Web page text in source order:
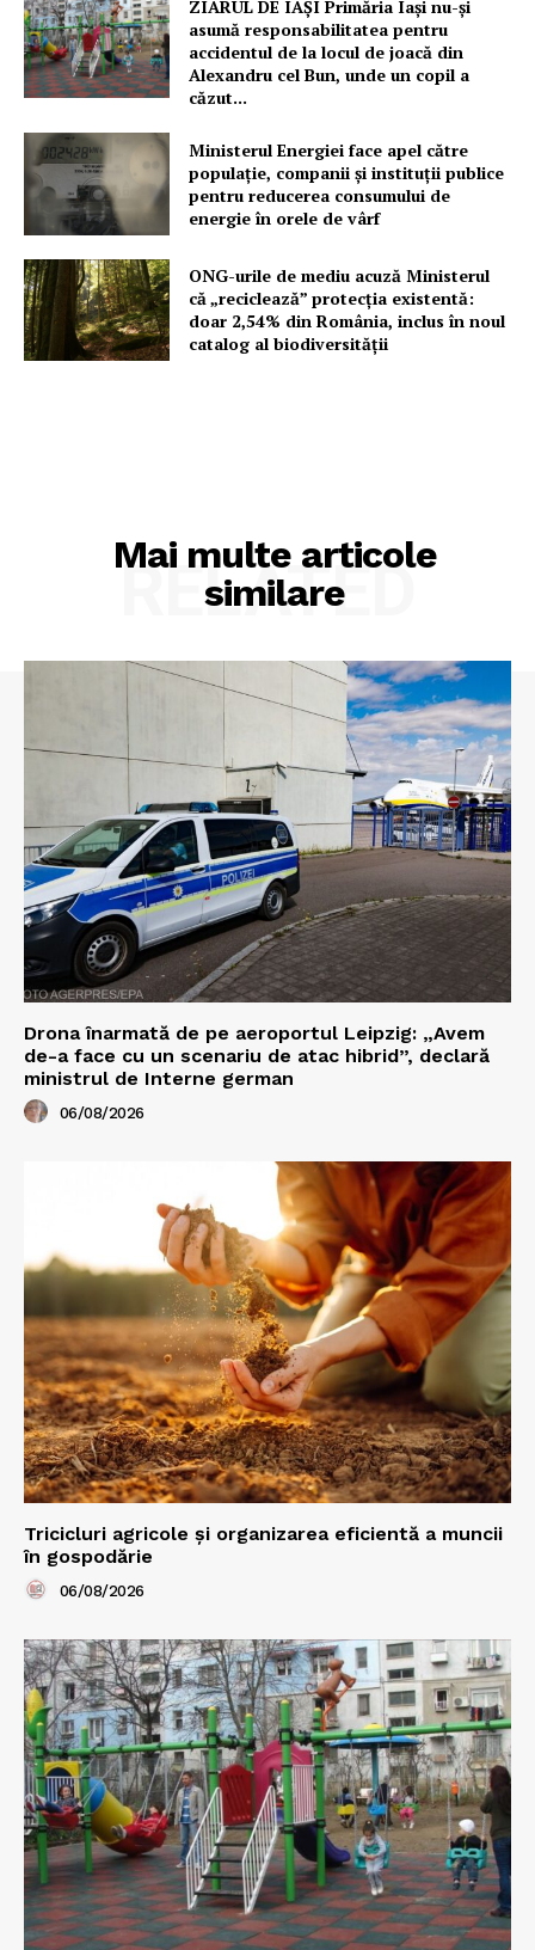
Un proiect
FREEDOM HOUSE ROMÂNIA
PRESShub
Despre noi / Echipa
Proiecte editoriale
Rețea
ZIARUL DE IAȘI Primăria Iași nu-și
asumă responsabilitatea pentru
accidentul de la locul de joacă din
Alexandru cel Bun, unde un copil a
căzut...
Ministerul Energiei face apel către
populație, companii și instituții publice
pentru reducerea consumului de
energie în orele de vârf
ONG-urile de mediu acuză Ministerul
că „reciclează” protecția existentă:
doar 2,54% din România, inclus în noul
catalog al biodiversității
Mai multe articole
similare
RELATED
Drona înarmată de pe aeroportul Leipzig: „Avem
de-a face cu un scenariu de atac hibrid”, declară
ministrul de Interne german
06/08/2026
Tricicluri agricole și organizarea eficientă a muncii
în gospodărie
06/08/2026